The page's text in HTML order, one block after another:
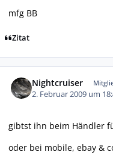
mfg BB
Zitat
Nightcruiser
2. Februar 2009 um
gibtst ihn beim Händler
oder bei mobile, ebay &